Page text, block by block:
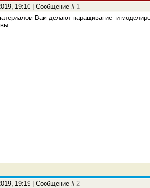
19:10 | Сообщение # 1
Вам делают наращивание и
19:19 | Сообщение # 2